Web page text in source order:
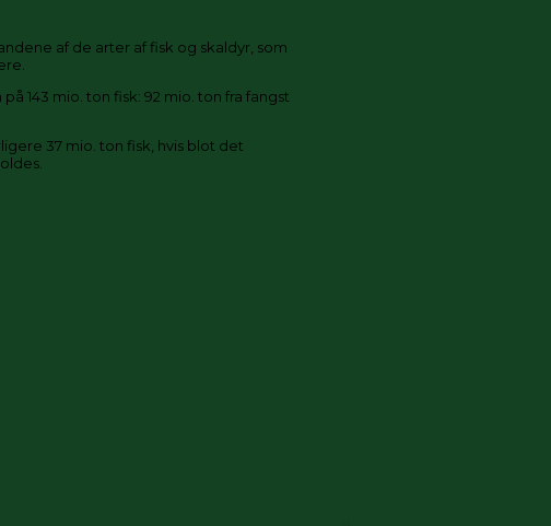
af de arter af fisk og skaldyr, som
143 mio. ton fisk: 92 mio. ton fra fangst
37 mio. ton fisk, hvis blot det